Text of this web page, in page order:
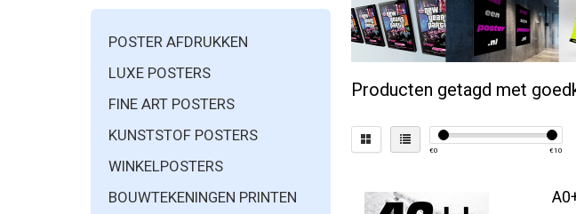
POSTER AFDRUKKEN
LUXE POSTERS
FINE ART POSTERS
KUNSTSTOF POSTERS
WINKELPOSTERS
BOUWTEKENINGEN PRINTEN
Producten getagd met
€0 €10